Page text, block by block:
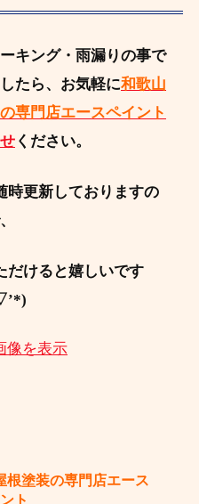
キング・雨漏りの事で
たら、お気軽に和歌山
専門店エースペイント
ください。
時更新しておりますの
だけると嬉しいです
根塗装の専門店エース
ト